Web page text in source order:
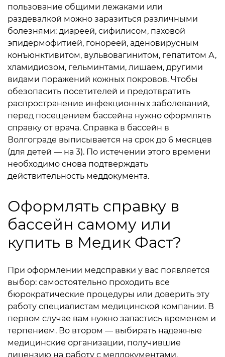
пользование общими лежаками или
раздевалкой можно заразиться различными
болезнями: диареей, сифилисом, паховой
эпидермофитией, гонореей, аденовирусным
конъюнктивитом, вульвовагинитом, гепатитом А,
хламидиозом, гельминтами, лишаем, другими
видами поражений кожных покровов. Чтобы
обезопасить посетителей и предотвратить
распространение инфекционных заболеваний,
перед посещением бассейна нужно оформлять
справку от врача. Справка в бассейн в
Волгограде выписывается на срок до 6 месяцев
(для детей — на 3). По истечении этого времени
необходимо снова подтверждать
действительность меддокумента.
Оформлять справку в
бассейн самому или
купить в Медик Фаст?
При оформлении медсправки у вас появляется
выбор: самостоятельно проходить все
бюрократические процедуры или доверить эту
работу специалистам медицинской компании. В
первом случае вам нужно запастись временем и
терпением. Во втором — выбирать надежные
медицинские организации, получившие
лицензию на работу с меддокументами.